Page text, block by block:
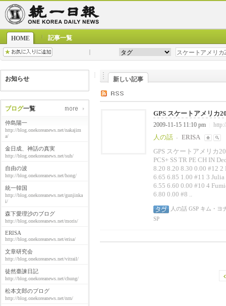
HOME 記事一覧
お知らせ
ブログ一覧
仲島陽一
http://blog.onekoreanews.net/nakajim
a/
金日成、神話の真実
http://blog.onekoreanews.net/suh/
自由の波
http://blog.onekoreanews.net/hong/
統一韓国
http://blog.onekoreanews.net/gunjinka
i/
森下愛理沙のブログ
http://blog.onekoreanews.net/moris/
ERISA
http://blog.onekoreanews.net/erisa/
文章研究会
http://blog.onekoreanews.net/vitrail/
徒然臺諫日記
http://blog.onekoreanews.net/chung/
松本文郎のブログ
http://blog.onekoreanews.net/nrn/
新しい記事
GPS スケートアメリカ
2009-11-15 11:10 pm
人の話 -
ERISA
GPS スケートアメリカ
PCS+ SS TR PE CH IN
8.20 8.20 8.30 0.00 #12
6.65 6.85 1.00 #11 3
6.55 6.60 0.00 #10 4
6.80 0.00 #8 ..
人の話 GSP キム・ヨ
SP